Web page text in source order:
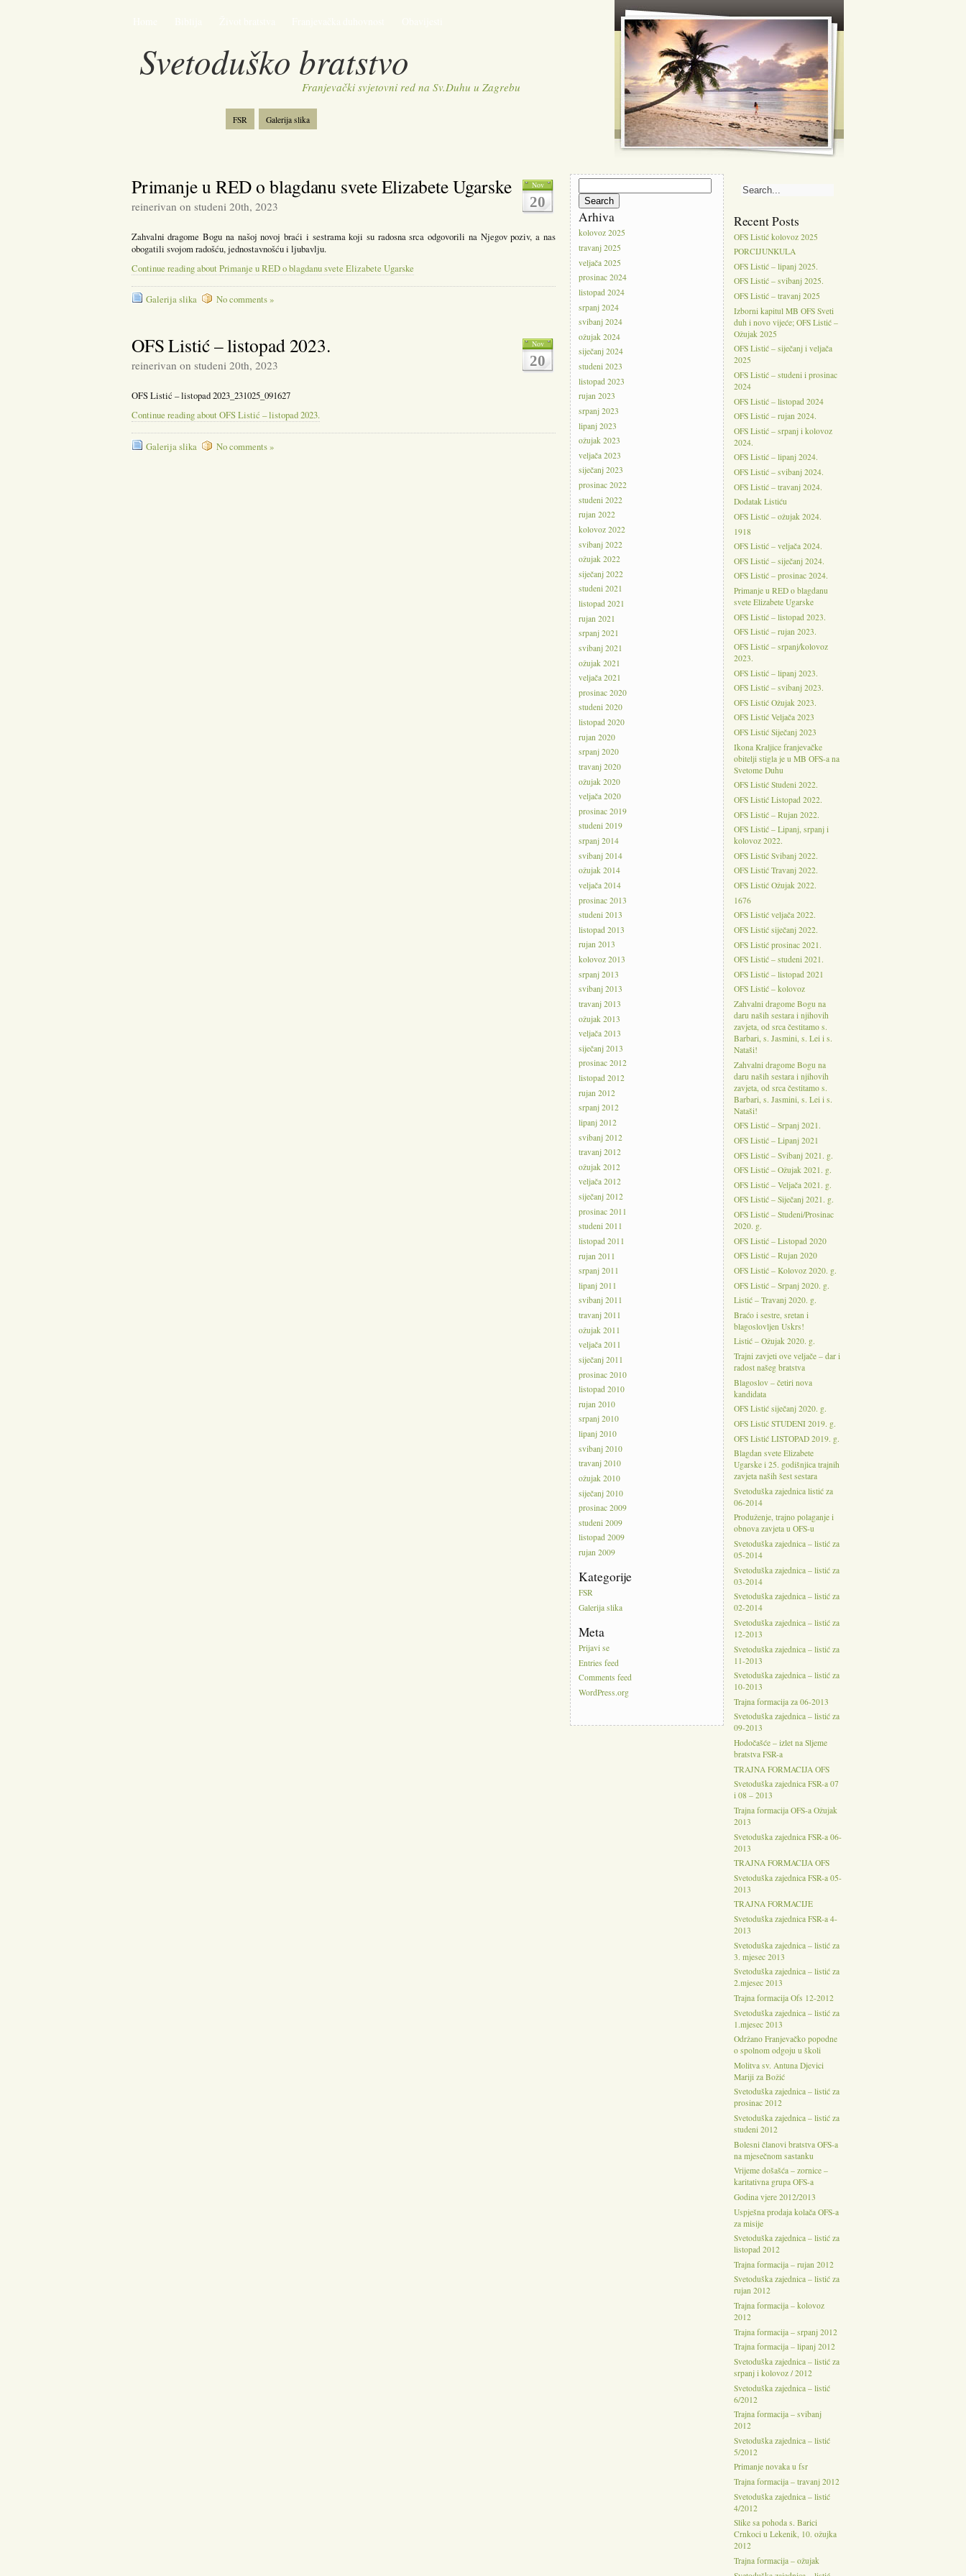
Svetoduško bratstvo
Franjevački svjetovni red na Sv.Duhu u Zagrebu
FSR Galerija slika
Nov
20
Primanje u RED o blagdanu svete Elizabete Ugarske
reinerivan on studeni 20th, 2023
Zahvalni dragome Bogu na našoj novoj braći i sestrama koji su radosna srca odgovorili na Njegov poziv, a nas
obogatili svojom radošću, jednostavnošću i ljubavlju.
Continue reading about Primanje u RED o blagdanu svete Elizabete Ugarske
Galerija slika No comments »
Nov
20
OFS Listić – listopad 2023.
reinerivan on studeni 20th, 2023
OFS Listić – listopad 2023_231025_091627
Continue reading about OFS Listić – listopad 2023.
Galerija slika No comments »
for:
Arhiva
kolovoz 2025
travanj 2025
veljača 2025
prosinac 2024
listopad 2024
srpanj 2024
svibanj 2024
ožujak 2024
siječanj 2024
studeni 2023
listopad 2023
rujan 2023
srpanj 2023
lipanj 2023
ožujak 2023
veljača 2023
siječanj 2023
prosinac 2022
studeni 2022
rujan 2022
kolovoz 2022
svibanj 2022
ožujak 2022
siječanj 2022
studeni 2021
listopad 2021
rujan 2021
srpanj 2021
svibanj 2021
ožujak 2021
veljača 2021
prosinac 2020
studeni 2020
listopad 2020
rujan 2020
srpanj 2020
travanj 2020
ožujak 2020
veljača 2020
prosinac 2019
studeni 2019
srpanj 2014
svibanj 2014
ožujak 2014
veljača 2014
prosinac 2013
studeni 2013
listopad 2013
rujan 2013
kolovoz 2013
srpanj 2013
svibanj 2013
travanj 2013
ožujak 2013
veljača 2013
siječanj 2013
prosinac 2012
listopad 2012
rujan 2012
srpanj 2012
lipanj 2012
svibanj 2012
travanj 2012
ožujak 2012
veljača 2012
siječanj 2012
prosinac 2011
studeni 2011
listopad 2011
rujan 2011
srpanj 2011
lipanj 2011
svibanj 2011
travanj 2011
ožujak 2011
veljača 2011
siječanj 2011
prosinac 2010
listopad 2010
rujan 2010
srpanj 2010
lipanj 2010
svibanj 2010
travanj 2010
ožujak 2010
siječanj 2010
prosinac 2009
studeni 2009
listopad 2009
rujan 2009
Kategorije
FSR
Galerija slika
Meta
Prijavi se
Entries feed
Comments feed
WordPress.org
Recent Posts
OFS Listić kolovoz 2025
PORCIJUNKULA
OFS Listić – lipanj 2025.
OFS Listić – svibanj 2025.
OFS Listić – travanj 2025
Izborni kapitul MB OFS Sveti
duh i novo vijeće; OFS Listić –
Ožujak 2025
OFS Listić – siječanj i veljača
2025
OFS Listić – studeni i prosinac
2024
OFS Listić – listopad 2024
OFS Listić – rujan 2024.
OFS Listić – srpanj i kolovoz
2024.
OFS Listić – lipanj 2024.
OFS Listić – svibanj 2024.
OFS Listić – travanj 2024.
Dodatak Listiću
OFS Listić – ožujak 2024.
1918
OFS Listić – veljača 2024.
OFS Listić – siječanj 2024.
OFS Listić – prosinac 2024.
Primanje u RED o blagdanu
svete Elizabete Ugarske
OFS Listić – listopad 2023.
OFS Listić – rujan 2023.
OFS Listić – srpanj/kolovoz
2023.
OFS Listić – lipanj 2023.
OFS Listić – svibanj 2023.
OFS Listić Ožujak 2023.
OFS Listić Veljača 2023
OFS Listić Siječanj 2023
Ikona Kraljice franjevačke
obitelji stigla je u MB OFS-a na
Svetome Duhu
OFS Listić Studeni 2022.
OFS Listić Listopad 2022.
OFS Listić – Rujan 2022.
OFS Listić – Lipanj, srpanj i
kolovoz 2022.
OFS Listić Svibanj 2022.
OFS Listić Travanj 2022.
OFS Listić Ožujak 2022.
1676
OFS Listić veljača 2022.
OFS Listić siječanj 2022.
OFS Listić prosinac 2021.
OFS Listić – studeni 2021.
OFS Listić – listopad 2021
OFS Listić – kolovoz
Zahvalni dragome Bogu na
daru naših sestara i njihovih
zavjeta, od srca čestitamo s.
Barbari, s. Jasmini, s. Lei i s.
Nataši!
Zahvalni dragome Bogu na
daru naših sestara i njihovih
zavjeta, od srca čestitamo s.
Barbari, s. Jasmini, s. Lei i s.
Nataši!
OFS Listić – Srpanj 2021.
OFS Listić – Lipanj 2021
OFS Listić – Svibanj 2021. g.
OFS Listić – Ožujak 2021. g.
OFS Listić – Veljača 2021. g.
OFS Listić – Siječanj 2021. g.
OFS Listić – Studeni/Prosinac
2020. g.
OFS Listić – Listopad 2020
OFS Listić – Rujan 2020
OFS Listić – Kolovoz 2020. g.
OFS Listić – Srpanj 2020. g.
Listić – Travanj 2020. g.
Braćo i sestre, sretan i
blagoslovljen Uskrs!
Listić – Ožujak 2020. g.
Trajni zavjeti ove veljače – dar i
radost našeg bratstva
Blagoslov – četiri nova
kandidata
OFS Listić siječanj 2020. g.
OFS Listić STUDENI 2019. g.
OFS Listić LISTOPAD 2019. g.
Blagdan svete Elizabete
Ugarske i 25. godišnjica trajnih
zavjeta naših šest sestara
Svetoduška zajednica listić za
06-2014
Produženje, trajno polaganje i
obnova zavjeta u OFS-u
Svetoduška zajednica – listić za
05-2014
Svetoduška zajednica – listić za
03-2014
Svetoduška zajednica – listić za
02-2014
Svetoduška zajednica – listić za
12-2013
Svetoduška zajednica – listić za
11-2013
Svetoduška zajednica – listić za
10-2013
Trajna formacija za 06-2013
Svetoduška zajednica – listić za
09-2013
Hodočašće – izlet na Sljeme
bratstva FSR-a
TRAJNA FORMACIJA OFS
Svetoduška zajednica FSR-a 07
i 08 – 2013
Trajna formacija OFS-a Ožujak
2013
Svetoduška zajednica FSR-a 06-
2013
TRAJNA FORMACIJA OFS
Svetoduška zajednica FSR-a 05-
2013
TRAJNA FORMACIJE
Svetoduška zajednica FSR-a 4-
2013
Svetoduška zajednica – listić za
3. mjesec 2013
Svetoduška zajednica – listić za
2.mjesec 2013
Trajna formacija Ofs 12-2012
Svetoduška zajednica – listić za
1.mjesec 2013
Održano Franjevačko popodne
o spolnom odgoju u školi
Molitva sv. Antuna Djevici
Mariji za Božić
Svetoduška zajednica – listić za
prosinac 2012
Svetoduška zajednica – listić za
studeni 2012
Bolesni članovi bratstva OFS-a
na mjesečnom sastanku
Vrijeme došašća – zornice –
karitativna grupa OFS-a
Godina vjere 2012/2013
Uspješna prodaja kolača OFS-a
za misije
Svetoduška zajednica – listić za
listopad 2012
Trajna formacija – rujan 2012
Svetoduška zajednica – listić za
rujan 2012
Trajna formacija – kolovoz
2012
Trajna formacija – srpanj 2012
Trajna formacija – lipanj 2012
Svetoduška zajednica – listić za
srpanj i kolovoz / 2012
Svetoduška zajednica – listić
6/2012
Trajna formacija – svibanj
2012
Svetoduška zajednica – listić
5/2012
Primanje novaka u fsr
Trajna formacija – travanj 2012
Svetoduška zajednica – listić
4/2012
Slike sa pohoda s. Barici
Crnkoci u Lekenik, 10. ožujka
2012
Trajna formacija – ožujak